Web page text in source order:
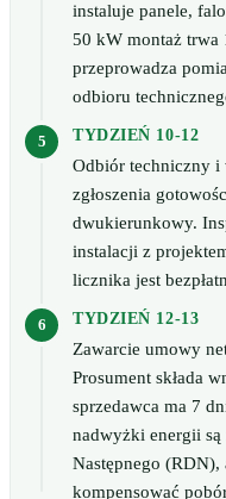
instaluje panele,
50 kW montaż trwa
przeprowadza
odbioru
TYDZIEŃ 10-12
Odbiór techniczny i
zgłoszenia
dwukierunkowy.
instalacji z
licznika jest
TYDZIEŃ 12-13
Zawarcie umowy
Prosument składa
sprzedawca ma 7
nadwyżki energii
Następnego
kompensować